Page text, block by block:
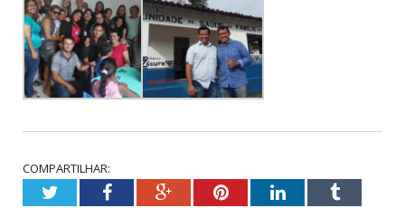
COMPARTILHAR:
TwitterFacebookGoogle+PinterestLinkedInTumblr